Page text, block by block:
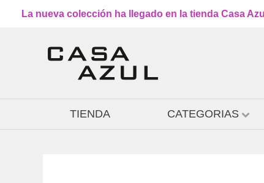
La nueva colección ha llegado en la tienda Casa
TIENDA CATEGORIAS